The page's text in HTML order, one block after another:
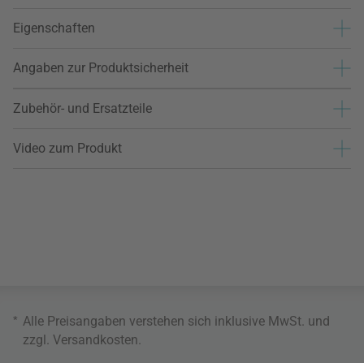
Eigenschaften
Angaben zur Produktsicherheit
Zubehör- und Ersatzteile
Video zum Produkt
* Alle Preisangaben verstehen sich inklusive MwSt. und
zzgl. Versandkosten